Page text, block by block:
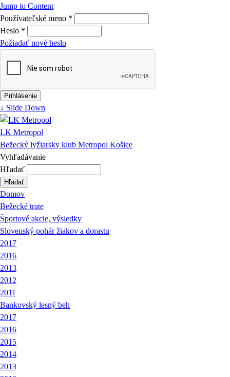
Jump to Content
Používateľské meno *
Heslo *
Požiadať nové heslo
↓ Slide Down
LK Metropol
Bežecký lyžiarsky klub Metropol Košice
Vyhľadávanie
Hľadať
Domov
Bežecké trate
Športové akcie, výsledky
Slovenský pohár žiakov a dorastu
2017
2016
2013
2012
2011
Bankovský lesný beh
2017
2016
2015
2014
2013